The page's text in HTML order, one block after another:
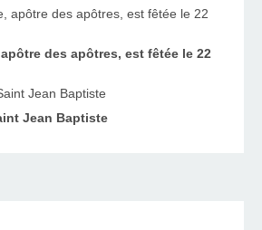
des apôtres, est fêtée le 22
Jean Baptiste